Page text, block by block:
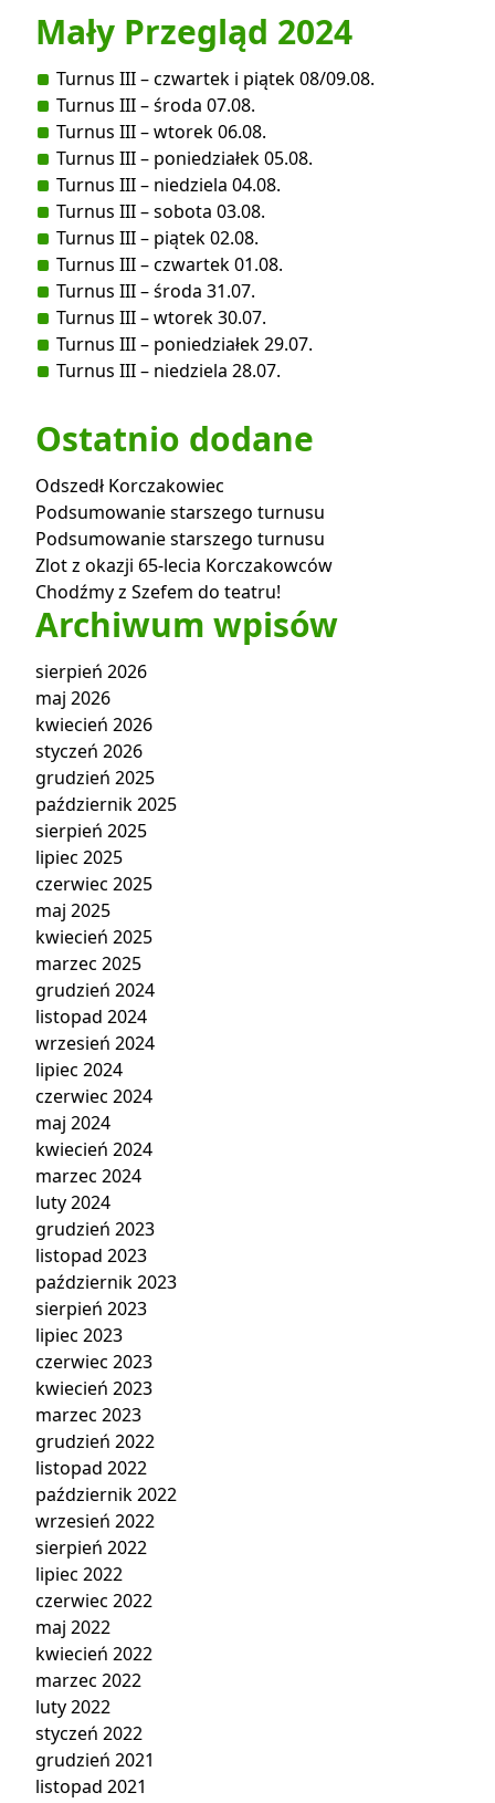
Mały Przegląd 2024
Turnus III – czwartek i piątek 08/09.08.
Turnus III – środa 07.08.
Turnus III – wtorek 06.08.
Turnus III – poniedziałek 05.08.
Turnus III – niedziela 04.08.
Turnus III – sobota 03.08.
Turnus III – piątek 02.08.
Turnus III – czwartek 01.08.
Turnus III – środa 31.07.
Turnus III – wtorek 30.07.
Turnus III – poniedziałek 29.07.
Turnus III – niedziela 28.07.
Ostatnio dodane
Odszedł Korczakowiec
Podsumowanie starszego turnusu
Podsumowanie starszego turnusu
Zlot z okazji 65-lecia Korczakowców
Chodźmy z Szefem do teatru!
Archiwum wpisów
sierpień 2026
maj 2026
kwiecień 2026
styczeń 2026
grudzień 2025
październik 2025
sierpień 2025
lipiec 2025
czerwiec 2025
maj 2025
kwiecień 2025
marzec 2025
grudzień 2024
listopad 2024
wrzesień 2024
lipiec 2024
czerwiec 2024
maj 2024
kwiecień 2024
marzec 2024
luty 2024
grudzień 2023
listopad 2023
październik 2023
sierpień 2023
lipiec 2023
czerwiec 2023
kwiecień 2023
marzec 2023
grudzień 2022
listopad 2022
październik 2022
wrzesień 2022
sierpień 2022
lipiec 2022
czerwiec 2022
maj 2022
kwiecień 2022
marzec 2022
luty 2022
styczeń 2022
grudzień 2021
listopad 2021